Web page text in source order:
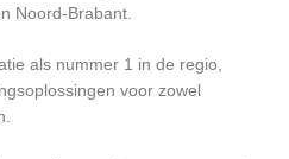
Noord-Brabant.
als nummer 1 in de regio,
voor zowel